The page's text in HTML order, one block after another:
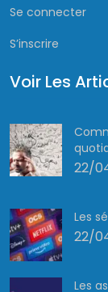
Se connecter
S’inscrire
Voir Les
22/
Les
22/
Les